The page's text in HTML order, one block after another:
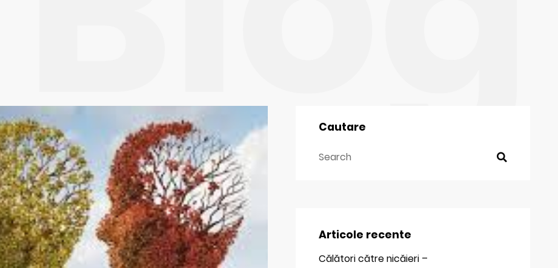
Cautare
Articole recente
Călători către nicăieri –